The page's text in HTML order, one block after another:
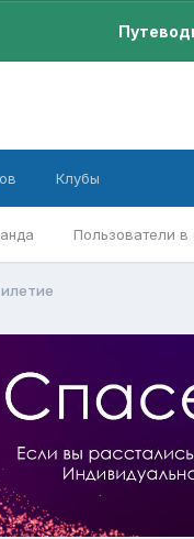
Пользователи в
Клубы